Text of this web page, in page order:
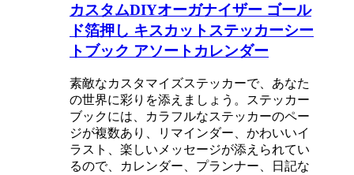
カスタムDIYオーガナイザー ゴール
ド箔押し キスカットステッカーシー
トブック アソートカレンダー
素敵なカスタマイズステッカーで、あなた
の世界に彩りを添えましょう。ステッカー
ブックには、カラフルなステッカーのペー
ジが複数あり、リマインダー、かわいいイ
ラスト、楽しいメッセージが添えられてい
るので、カレンダー、プランナー、日記な